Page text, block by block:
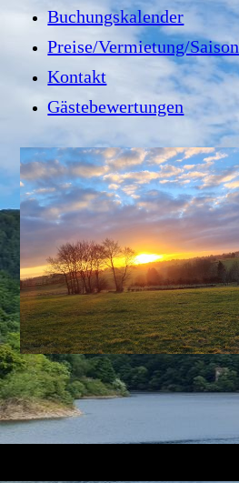
Buchungskalender
Preise/Vermietung/Saison
Kontakt
Gästebewertungen